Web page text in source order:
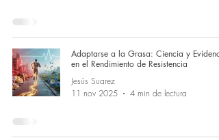
Adaptarse a la Grasa: Ciencia y
en el Rendimiento de Resistencia
Jesús Suarez
11 nov 2025
4 min de lectura